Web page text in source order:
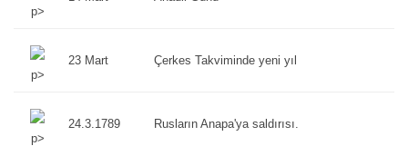
p>
p>
23 Mart Çerkes Takviminde yeni yıl
p>
24.3.1789 Rusların Anapa'ya saldırısı.